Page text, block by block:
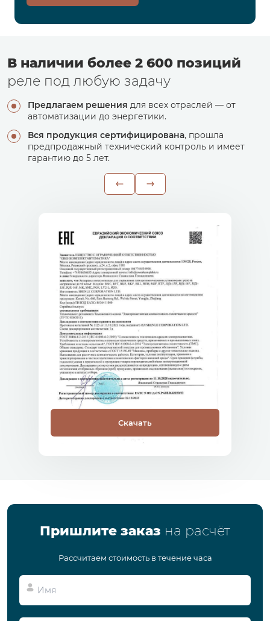
В наличии более 2 600 позиций
реле под любую задачу
Предлагаем решения для всех отраслей — от
автоматизации до энергетики.
Вся продукция сертифицирована, прошла
предпродажный технический контроль и имеет
гарантию до 5 лет.
Скачать
Пришлите заказ на расчёт
Рассчитаем стоимость в течение часа